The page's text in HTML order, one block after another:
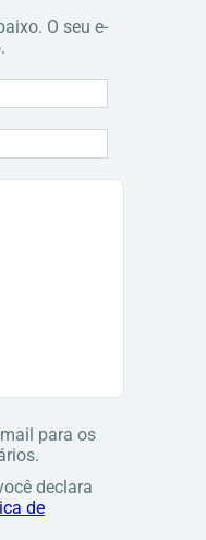
O seu e-
para os
declara
de